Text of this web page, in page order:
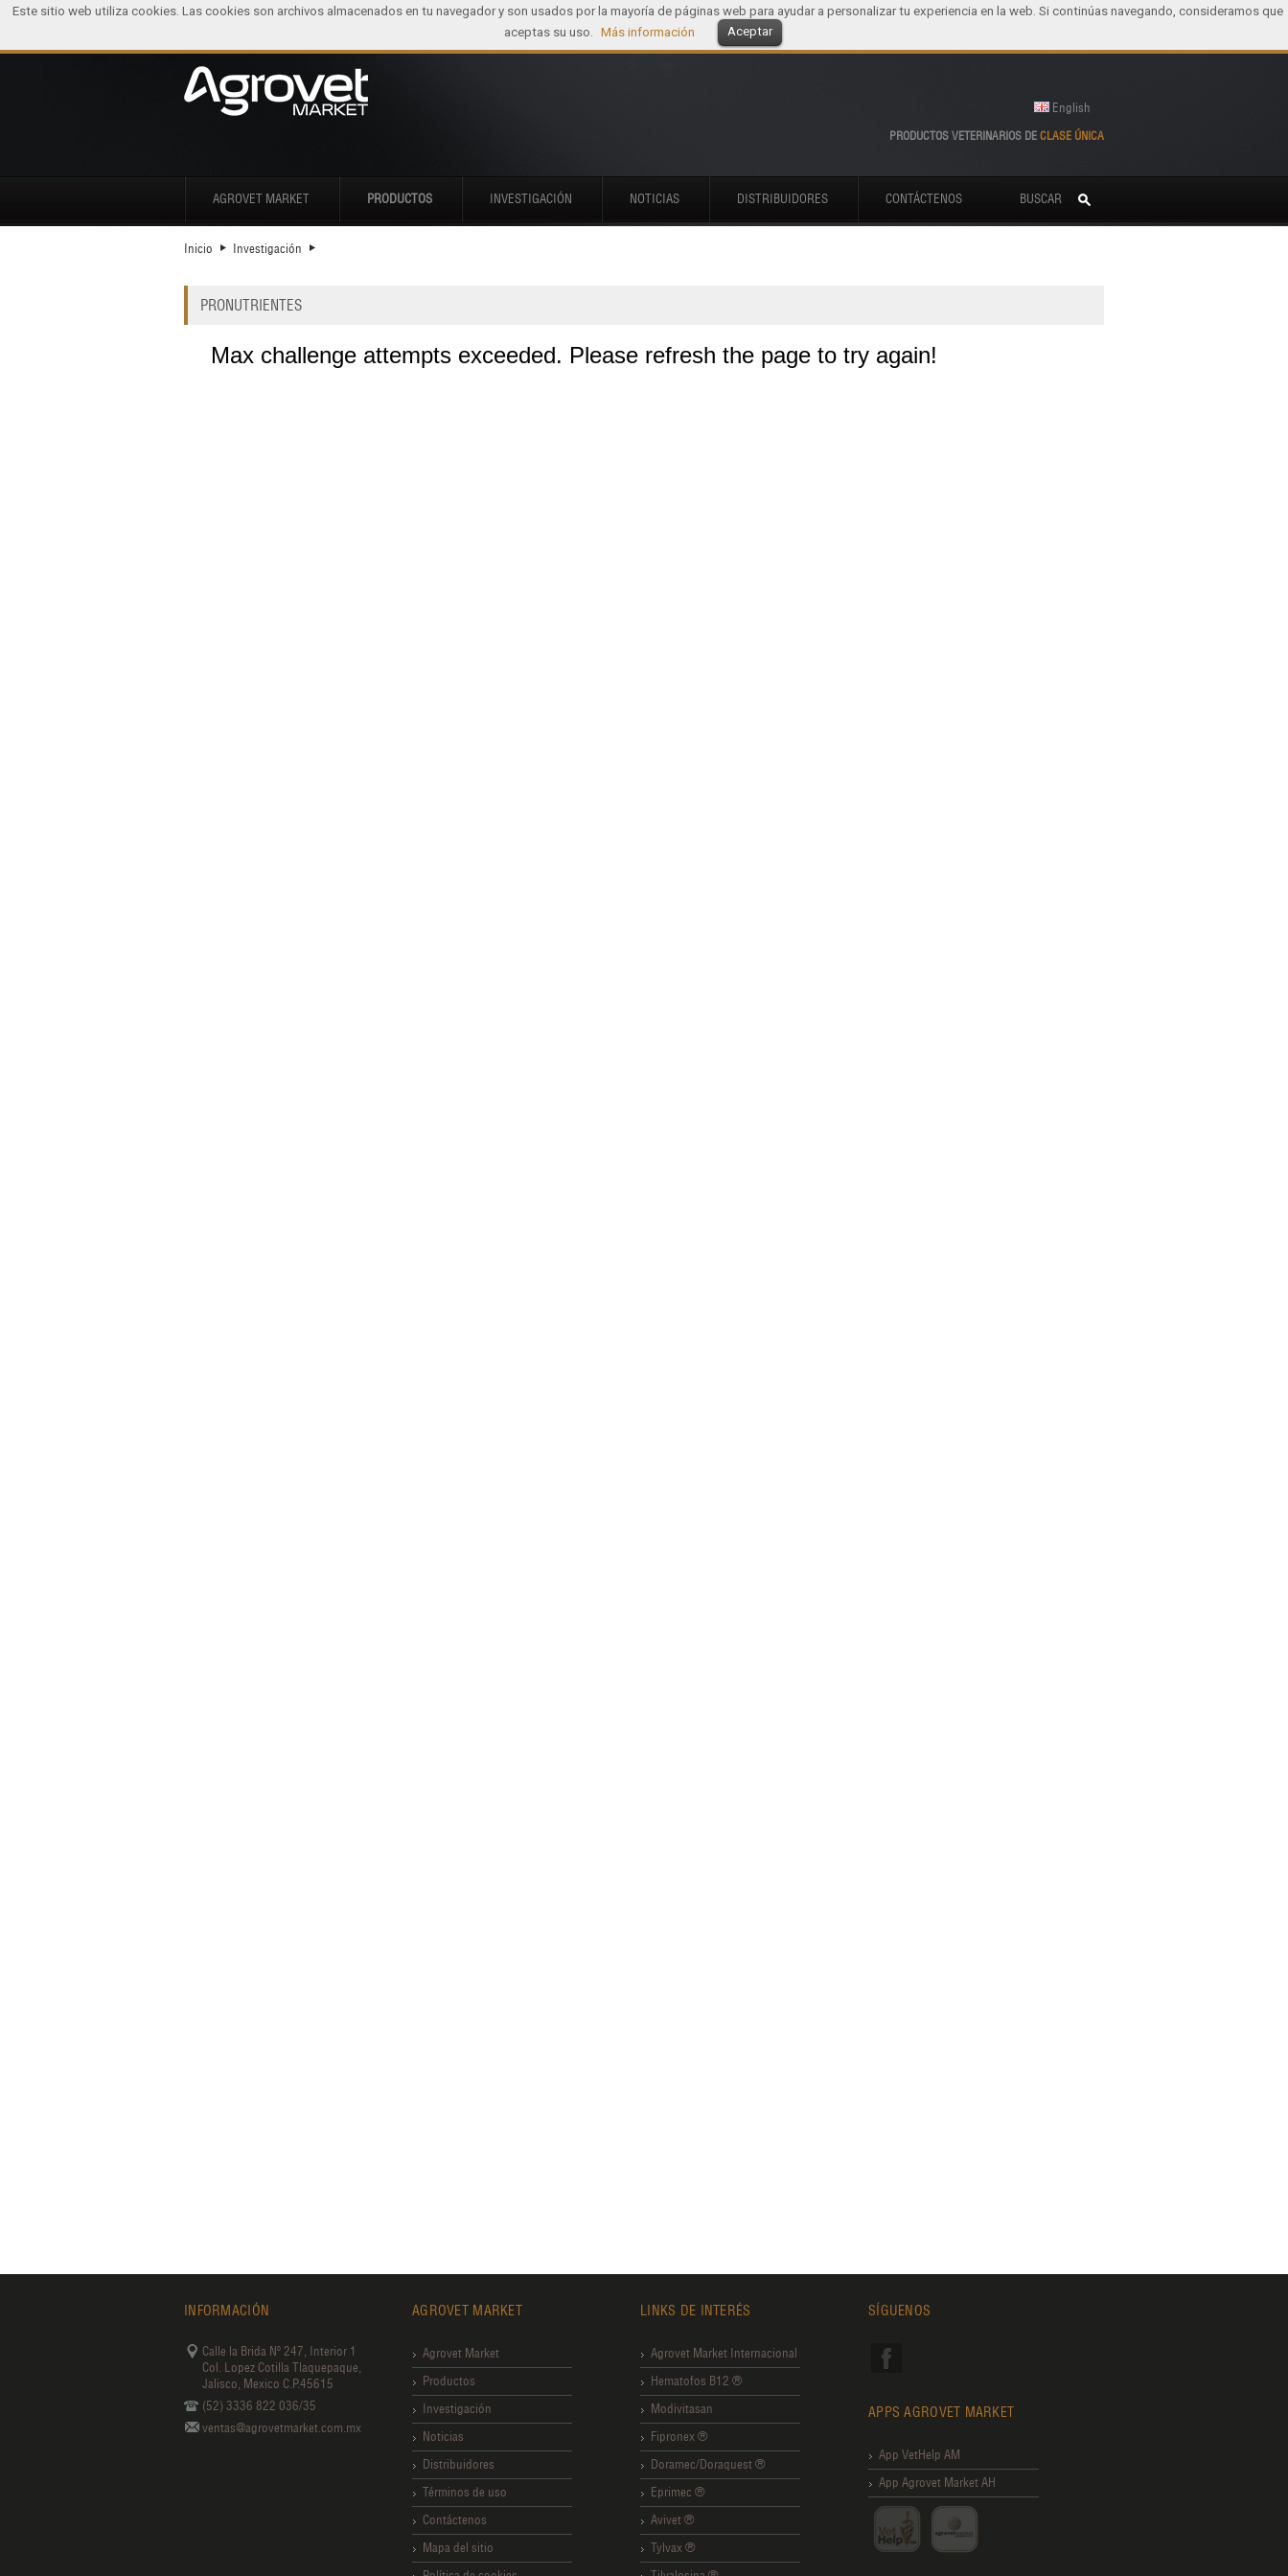
English
PRODUCTOS VETERINARIOS DE CLASE ÚNICA
AGROVET MARKET PRODUCTOS INVESTIGACIÓN NOTICIAS DISTRIBUIDORES CONTÁCTENOS BUSCAR
Inicio Investigación
PRONUTRIENTES
INFORMACIÓN
Calle la Brida Nº 247, Interior 1
Col. Lopez Cotilla Tlaquepaque,
Jalisco, Mexico C.P.45615
(52) 3336 822 036/35
ventas@agrovetmarket.com.mx
AGROVET MARKET
Agrovet Market
Productos
Investigación
Noticias
Distribuidores
Términos de uso
Contáctenos
Mapa del sitio
LINKS DE INTERÉS
Agrovet Market Internacional
Hematofos B12 ®
Modivitasan
Fipronex ®
Doramec/Doraquest ®
Eprimec ®
Avivet ®
Tylvax ®
SÍGUENOS
APPS AGROVET MARKET
App VetHelp AM
App Agrovet Market AH
Este sitio web utiliza cookies. Las cookies son archivos almacenados en tu navegador y son usados por la mayoría de páginas web para ayudar a personalizar tu experiencia en la web. Si continúas navegando, consideramos que
aceptas su uso. Más información Aceptar